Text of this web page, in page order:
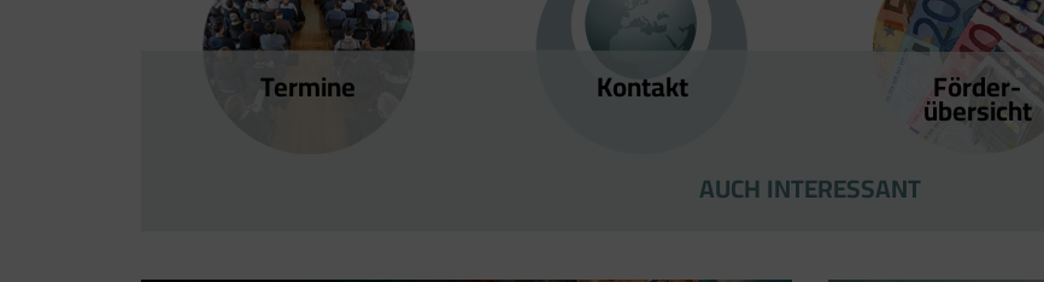
Termine Kontakt Förder­
übersicht
AUCH INTERESSANT